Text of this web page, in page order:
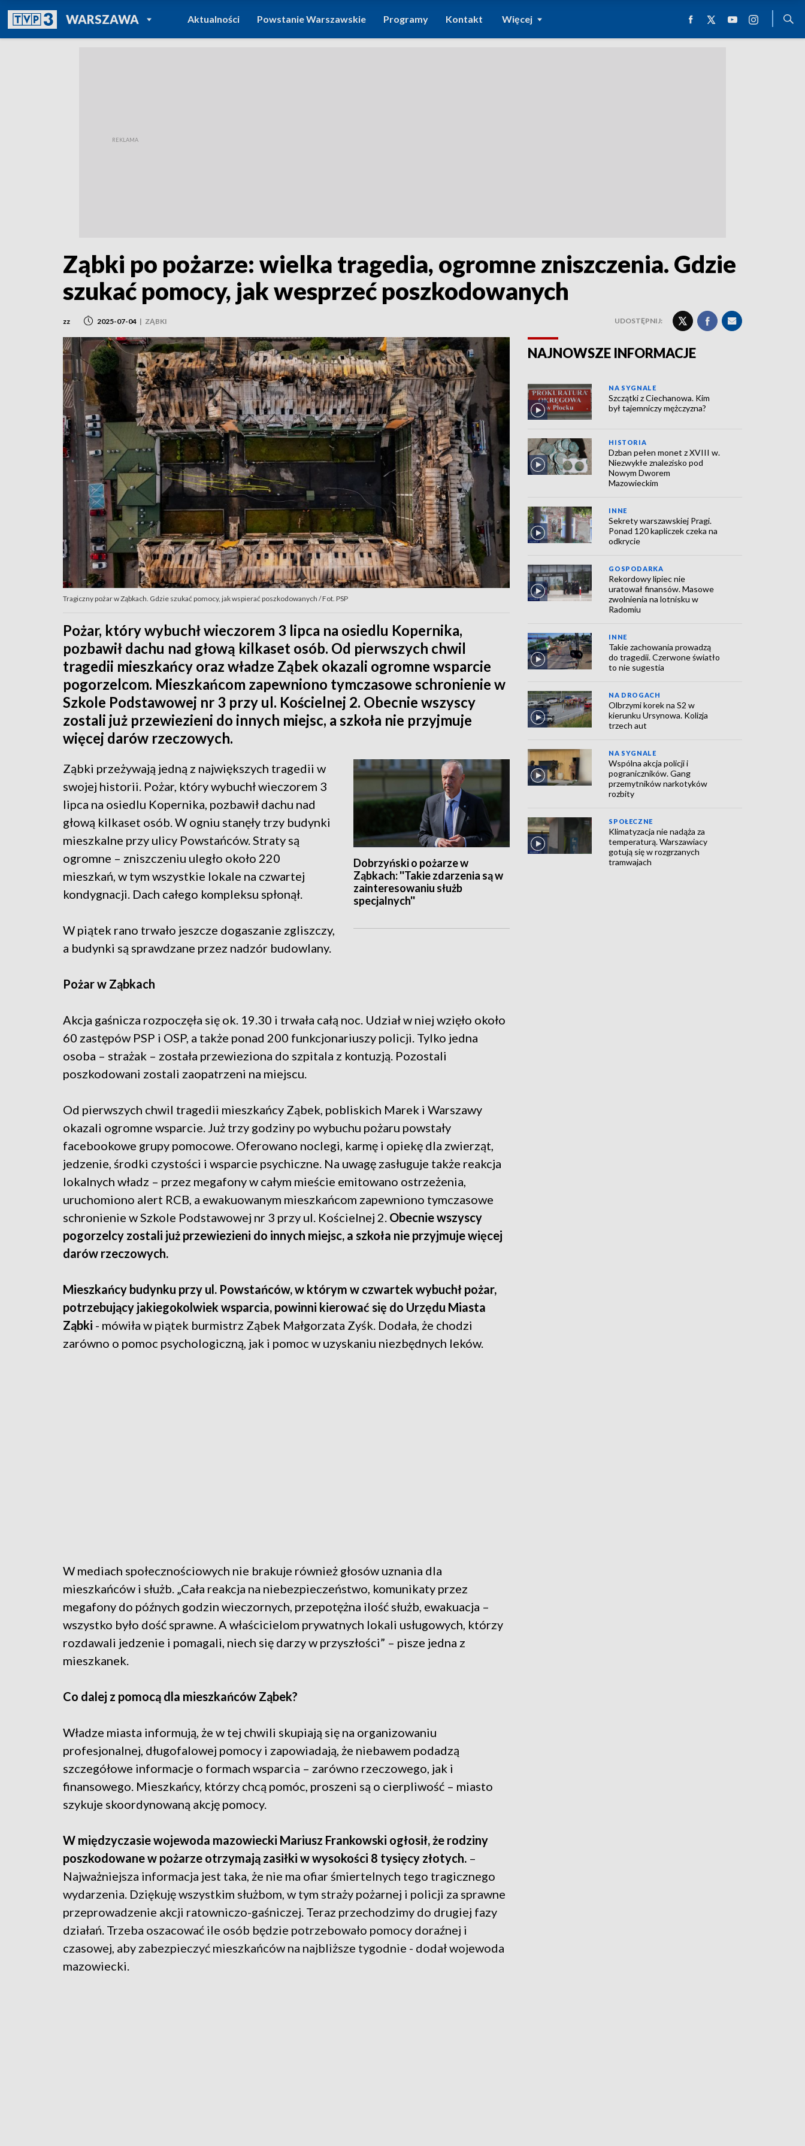
WARSZAWAPOWRÓT DO
TVP REGIONY
Aktualności Powstanie Warszawskie Programy Kontakt Więcej
Ząbki po pożarze: wielka tragedia, ogromne zniszczenia. Gdzie
szukać pomocy, jak wesprzeć poszkodowanych
zz 2025-07-04 | ZĄBKI UDOSTĘPNIJ:
Tragiczny pożar w Ząbkach. Gdzie szukać pomocy, jak wspierać poszkodowanych / Fot. PSP
Pożar, który wybuchł wieczorem 3 lipca na osiedlu Kopernika,
pozbawił dachu nad głową kilkaset osób. Od pierwszych chwil
tragedii mieszkańcy oraz władze Ząbek okazali ogromne wsparcie
pogorzelcom. Mieszkańcom zapewniono tymczasowe schronienie w
Szkole Podstawowej nr 3 przy ul. Kościelnej 2. Obecnie wszyscy
zostali już przewiezieni do innych miejsc, a szkoła nie przyjmuje
więcej darów rzeczowych.
Dobrzyński o pożarze w
Ząbkach: ''Takie zdarzenia są w
zainteresowaniu służb
specjalnych''
Ząbki przeżywają jedną z największych tragedii w
swojej historii. Pożar, który wybuchł wieczorem 3
lipca na osiedlu Kopernika, pozbawił dachu nad
głową kilkaset osób. W ogniu stanęły trzy budynki
mieszkalne przy ulicy Powstańców. Straty są
ogromne – zniszczeniu uległo około 220
mieszkań, w tym wszystkie lokale na czwartej
kondygnacji. Dach całego kompleksu spłonął.
W piątek rano trwało jeszcze dogaszanie zgliszczy,
a budynki są sprawdzane przez nadzór budowlany.
Pożar w Ząbkach
Akcja gaśnicza rozpoczęła się ok. 19.30 i trwała całą noc. Udział w niej wzięło około
60 zastępów PSP i OSP, a także ponad 200 funkcjonariuszy policji. Tylko jedna
osoba – strażak – została przewieziona do szpitala z kontuzją. Pozostali
poszkodowani zostali zaopatrzeni na miejscu.
Od pierwszych chwil tragedii mieszkańcy Ząbek, pobliskich Marek i Warszawy
okazali ogromne wsparcie. Już trzy godziny po wybuchu pożaru powstały
facebookowe grupy pomocowe. Oferowano noclegi, karmę i opiekę dla zwierząt,
jedzenie, środki czystości i wsparcie psychiczne. Na uwagę zasługuje także reakcja
lokalnych władz – przez megafony w całym mieście emitowano ostrzeżenia,
uruchomiono alert RCB, a ewakuowanym mieszkańcom zapewniono tymczasowe
schronienie w Szkole Podstawowej nr 3 przy ul. Kościelnej 2. Obecnie wszyscy
pogorzelcy zostali już przewiezieni do innych miejsc, a szkoła nie przyjmuje więcej
darów rzeczowych.
Mieszkańcy budynku przy ul. Powstańców, w którym w czwartek wybuchł pożar,
potrzebujący jakiegokolwiek wsparcia, powinni kierować się do Urzędu Miasta
Ząbki - mówiła w piątek burmistrz Ząbek Małgorzata Zyśk. Dodała, że chodzi
zarówno o pomoc psychologiczną, jak i pomoc w uzyskaniu niezbędnych leków.
W mediach społecznościowych nie brakuje również głosów uznania dla
mieszkańców i służb. „Cała reakcja na niebezpieczeństwo, komunikaty przez
megafony do późnych godzin wieczornych, przepotężna ilość służb, ewakuacja –
wszystko było dość sprawne. A właścicielom prywatnych lokali usługowych, którzy
rozdawali jedzenie i pomagali, niech się darzy w przyszłości” – pisze jedna z
mieszkanek.
Co dalej z pomocą dla mieszkańców Ząbek?
Władze miasta informują, że w tej chwili skupiają się na organizowaniu
profesjonalnej, długofalowej pomocy i zapowiadają, że niebawem podadzą
szczegółowe informacje o formach wsparcia – zarówno rzeczowego, jak i
finansowego. Mieszkańcy, którzy chcą pomóc, proszeni są o cierpliwość – miasto
szykuje skoordynowaną akcję pomocy.
W międzyczasie wojewoda mazowiecki Mariusz Frankowski ogłosił, że rodziny
poszkodowane w pożarze otrzymają zasiłki w wysokości 8 tysięcy złotych. –
Najważniejsza informacja jest taka, że nie ma ofiar śmiertelnych tego tragicznego
wydarzenia. Dziękuję wszystkim służbom, w tym straży pożarnej i policji za sprawne
przeprowadzenie akcji ratowniczo-gaśniczej. Teraz przechodzimy do drugiej fazy
działań. Trzeba oszacować ile osób będzie potrzebowało pomocy doraźnej i
czasowej, aby zabezpieczyć mieszkańców na najbliższe tygodnie - dodał wojewoda
mazowiecki.
NAJNOWSZE INFORMACJE
NA SYGNALE
Szczątki z Ciechanowa. Kim
był tajemniczy mężczyzna?
HISTORIA
Dzban pełen monet z XVIII w.
Niezwykłe znalezisko pod
Nowym Dworem
Mazowieckim
INNE
Sekrety warszawskiej Pragi.
Ponad 120 kapliczek czeka na
odkrycie
GOSPODARKA
Rekordowy lipiec nie
uratował finansów. Masowe
zwolnienia na lotnisku w
Radomiu
INNE
Takie zachowania prowadzą
do tragedii. Czerwone światło
to nie sugestia
NA DROGACH
Olbrzymi korek na S2 w
kierunku Ursynowa. Kolizja
trzech aut
NA SYGNALE
Wspólna akcja policji i
pograniczników. Gang
przemytników narkotyków
rozbity
SPOŁECZNE
Klimatyzacja nie nadąża za
temperaturą. Warszawiacy
gotują się w rozgrzanych
tramwajach